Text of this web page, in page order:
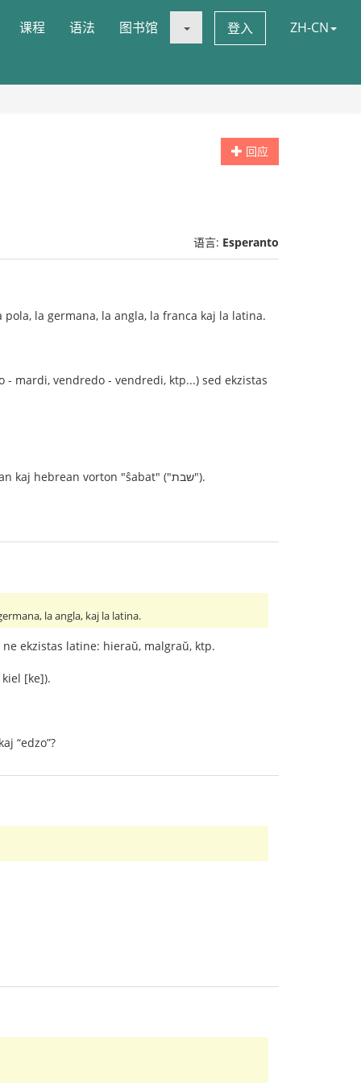
课程 语法 图书馆 登入 ZH-CN
回应
语言: Esperanto
la germana, la angla, la franca kaj la latina.
mardi, vendredo - vendredi, ktp...) sed ekzistas
Estas tre persona kaj hipoteza opinio, sed mi pensas ke la vorto "sabato" eble kaŝas la jidan kaj hebrean vorton "ŝabat" ("שבת").
la angla, kaj la latina.
ekzistas latine: hieraŭ, malgraŭ, ktp.
[ke]).
“edzo”?